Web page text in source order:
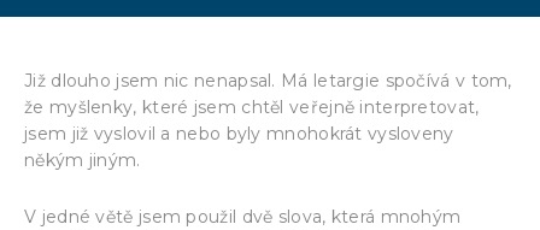
Již dlouho jsem nic nenapsal. Má letargie spočívá v tom,
že myšlenky, které jsem chtěl veřejně interpretovat,
jsem již vyslovil a nebo byly mnohokrát vysloveny
někým jiným.
V jedné větě jsem použil dvě slova, která mnohým